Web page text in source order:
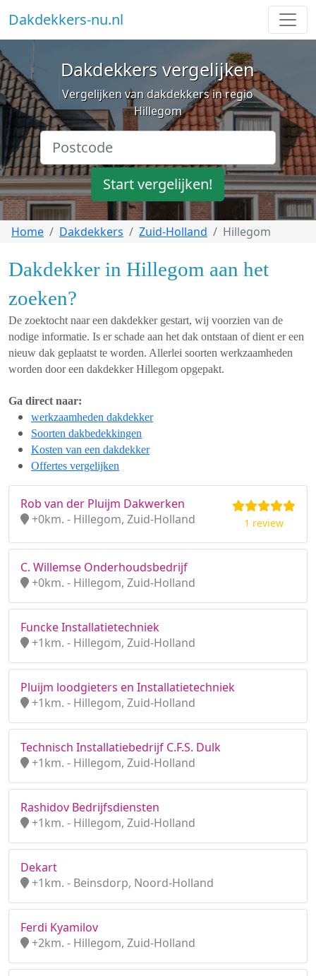
Dakdekkers-nu.nl
Dakdekkers vergelijken
Vergelijken van dakdekkers in regio
Hillegom
Start vergelijken!
Home Dakdekkers Zuid-Holland Hillegom
Dakdekker in Hillegom aan het
zoeken?
De zoektocht naar een dakdekker gestart, wij voorzien van de
nodige informatie. Is er schade aan het dak ontstaan of dient er een
nieuw dak geplaatst te worden. Allerlei soorten werkzaamheden
worden door een dakdekker Hillegom opgepakt.
Ga direct naar:
werkzaamheden dakdekker
Soorten dakbedekkingen
Kosten van een dakdekker
Offertes vergelijken
Rob van der Pluijm Dakwerken
+0km. - Hillegom, Zuid-Holland
1 review
C. Willemse Onderhoudsbedrijf
+0km. - Hillegom, Zuid-Holland
Funcke Installatietechniek
+1km. - Hillegom, Zuid-Holland
Pluijm loodgieters en Installatietechniek
+1km. - Hillegom, Zuid-Holland
Technisch Installatiebedrijf C.F.S. Dulk
+1km. - Hillegom, Zuid-Holland
Rashidov Bedrijfsdiensten
+1km. - Hillegom, Zuid-Holland
Dekart
+1km. - Beinsdorp, Noord-Holland
Ferdi Kyamilov
+2km. - Hillegom, Zuid-Holland